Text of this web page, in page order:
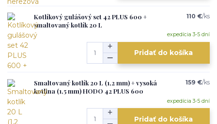
Kotlíkový gulášový set 42 PLUS 600 +
smaltovaný kotlík 20 L
110 €/ks
expedícia 3-5 dní
Pridať do košíka
Smaltovaný kotlík 20 L (1,2 mm) + vysoká
kotlina (1,5 mm) HODO 42 PLUS 600
159 €/ks
expedícia 3-5 dní
Pridať do košíka